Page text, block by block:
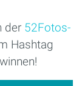
der 52Fotos-
Hashtag